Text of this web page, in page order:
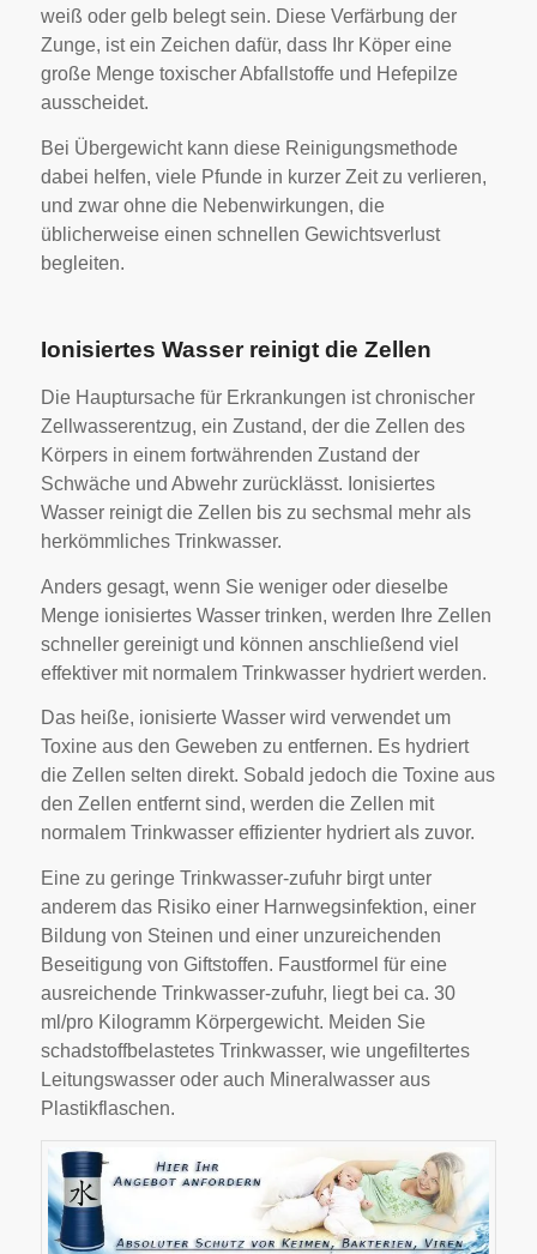
weiß oder gelb belegt sein. Diese Verfärbung der
Zunge, ist ein Zeichen dafür, dass Ihr Köper eine
große Menge toxischer Abfallstoffe und Hefepilze
ausscheidet.
Bei Übergewicht kann diese Reinigungsmethode
dabei helfen, viele Pfunde in kurzer Zeit zu verlieren,
und zwar ohne die Nebenwirkungen, die
üblicherweise einen schnellen Gewichtsverlust
begleiten.
Ionisiertes Wasser reinigt die Zellen
Die Hauptursache für Erkrankungen ist chronischer
Zellwasserentzug, ein Zustand, der die Zellen des
Körpers in einem fortwährenden Zustand der
Schwäche und Abwehr zurücklässt. Ionisiertes
Wasser reinigt die Zellen bis zu sechsmal mehr als
herkömmliches Trinkwasser.
Anders gesagt, wenn Sie weniger oder dieselbe
Menge ionisiertes Wasser trinken, werden Ihre Zellen
schneller gereinigt und können anschließend viel
effektiver mit normalem Trinkwasser hydriert werden.
Das heiße, ionisierte Wasser wird verwendet um
Toxine aus den Geweben zu entfernen. Es hydriert
die Zellen selten direkt. Sobald jedoch die Toxine aus
den Zellen entfernt sind, werden die Zellen mit
normalem Trinkwasser effizienter hydriert als zuvor.
Eine zu geringe Trinkwasser-zufuhr birgt unter
anderem das Risiko einer Harnwegsinfektion, einer
Bildung von Steinen und einer unzureichenden
Beseitigung von Giftstoffen. Faustformel für eine
ausreichende Trinkwasser-zufuhr, liegt bei ca. 30
ml/pro Kilogramm Körpergewicht. Meiden Sie
schadstoffbelastetes Trinkwasser, wie ungefiltertes
Leitungswasser oder auch Mineralwasser aus
Plastikflaschen.